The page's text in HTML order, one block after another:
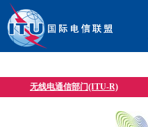
无线电通信部门(ITU-R)